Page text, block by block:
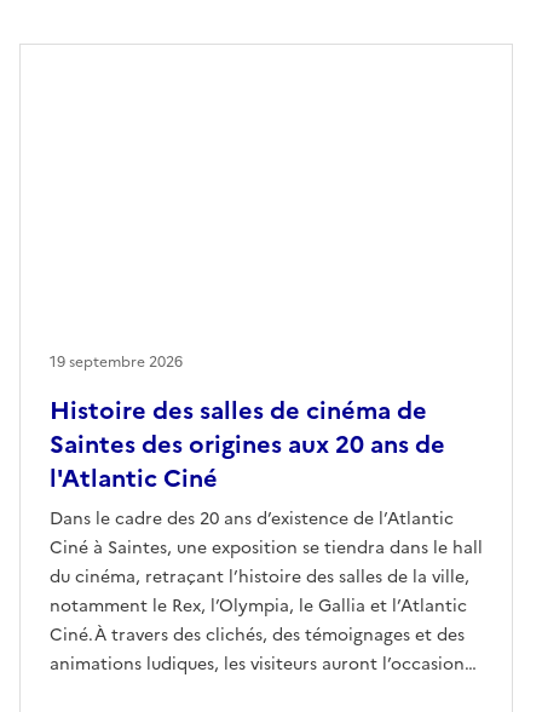
Histoire des salles de cinéma de
Saintes des origines aux 20 ans de
l'Atlantic Ciné
Dans le cadre des 20 ans d’existence de l’Atlantic
Ciné à Saintes, une exposition se tiendra dans le hall
du cinéma, retraçant l’histoire des salles de la ville,
notamment le Rex, l’Olympia, le Gallia et l’Atlantic
Ciné.À travers des clichés, des témoignages et des
animations ludiques, les visiteurs auront l’occasion
19 septembre 2026